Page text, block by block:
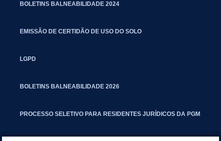
BOLETINS BALNEABILIDADE 2024
EMISSÃO DE CERTIDÃO DE USO DO SOLO
LGPD
BOLETINS BALNEABILIDADE 2026
PROCESSO SELETIVO PARA RESIDENTES JURÍDICOS DA PGM